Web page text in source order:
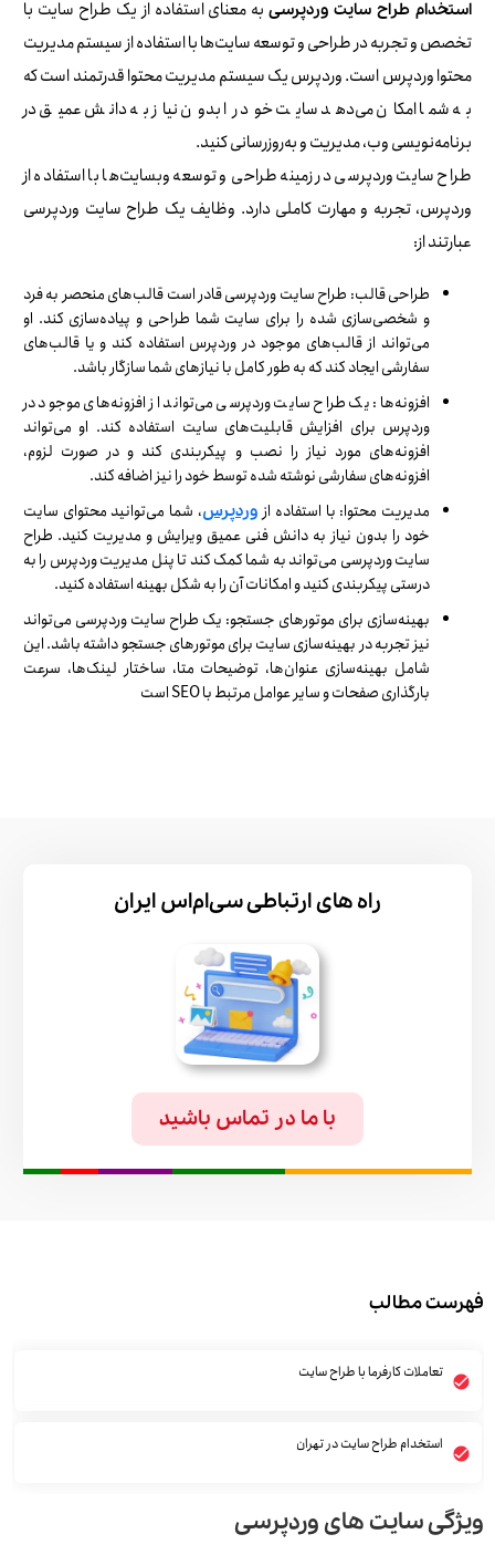
استخدام طراح سایت وردپرسیبه معنای استفاده از یک طراح سایت با
تخصص و تجربه در طراحی و توسعه سایت‌ها با استفاده از سیستم مدیریت
محتوا وردپرس است. وردپرس یک سیستم مدیریت محتوا قدرتمند است که
به شما امکان می‌دهد سایت خود را بدون نیاز به دانش عمیق در
برنامه‌نویسی وب، مدیریت و به‌روزرسانی کنید.
طراح سایت وردپرسی در زمینه طراحی و توسعه وبسایت‌ها با استفاده از
وردپرس، تجربه و مهارت کاملی دارد. وظایف یک طراح سایت وردپرسی
عبارتند از:
طراحی قالب: طراح سایت وردپرسی قادر است قالب‌های منحصر به فرد
و شخصی‌سازی شده را برای سایت شما طراحی و پیاده‌سازی کند. او
می‌تواند از قالب‌های موجود در وردپرس استفاده کند و یا قالب‌های
سفارشی ایجاد کند که به طور کامل با نیازهای شما سازگار باشد.
افزونه‌ها: یک طراح سایت وردپرسی می‌تواند از افزونه‌های موجود در
وردپرس برای افزایش قابلیت‌های سایت استفاده کند. او می‌تواند
افزونه‌های مورد نیاز را نصب و پیکربندی کند و در صورت لزوم،
افزونه‌های سفارشی نوشته شده توسط خود را نیز اضافه کند.
مدیریت محتوا: با استفاده از وردپرس، شما می‌توانید محتوای سایت
خود را بدون نیاز به دانش فنی عمیق ویرایش و مدیریت کنید. طراح
سایت وردپرسی می‌تواند به شما کمک کند تا پنل مدیریت وردپرس را به
درستی پیکربندی کنید و امکانات آن را به شکل بهینه استفاده کنید.
بهینه‌سازی برای موتورهای جستجو: یک طراح سایت وردپرسی می‌تواند
نیز تجربه در بهینه‌سازی سایت برای موتورهای جستجو داشته باشد. این
شامل بهینه‌سازی عنوان‌ها، توضیحات متا، ساختار لینک‌ها، سرعت
بارگذاری صفحات و سایر عوامل مرتبط با SEO است
راه های ارتباطی سی‌ام‌اس ایران
با ما در تماس باشید
فهرست مطالب
تعاملات کارفرما با طراح سایت
استخدام طراح سایت در تهران
ویژگی سایت های وردپرسی